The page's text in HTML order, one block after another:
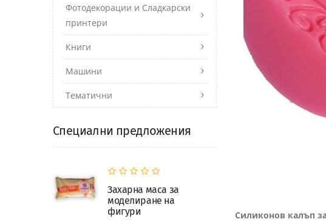
Фотодекорации и Сладкарски
принтери
Книги
Машини
Тематични
Специални предложения
Захарна маса за
моделиране на
фигури
Силиконов калъп